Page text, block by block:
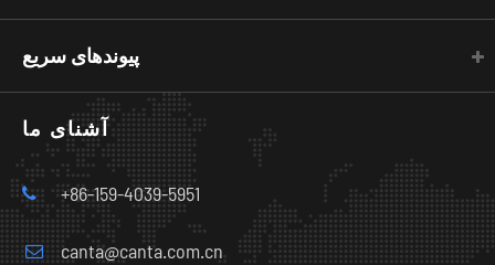
پیوندهای سریع
آشنای ما
+86-159-4039-5951
canta@canta.com.cn